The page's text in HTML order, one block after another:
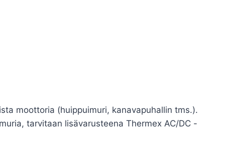
moottoria (huippuimuri, kanavapuhallin tms.).
tarvitaan lisävarusteena Thermex AC/DC -